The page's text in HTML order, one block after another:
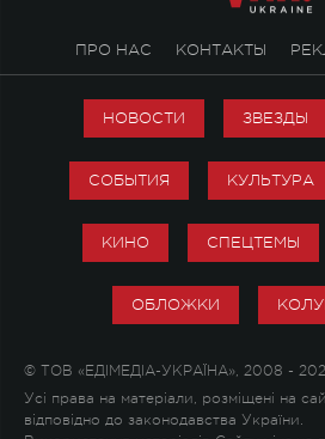
ПРО НАС КОНТАКТЫ
НОВОСТИ ЗВЕЗДЫ
СОБЫТИЯ КУЛЬТУРА
КИНО СПЕЦТЕМЫ
ОБЛОЖКИ
© ТОВ «ЕДІМЕДІА-УКРАЇНА», 2008 -
Усі права на матеріали, розміщені на
відповідно до законодавства України.